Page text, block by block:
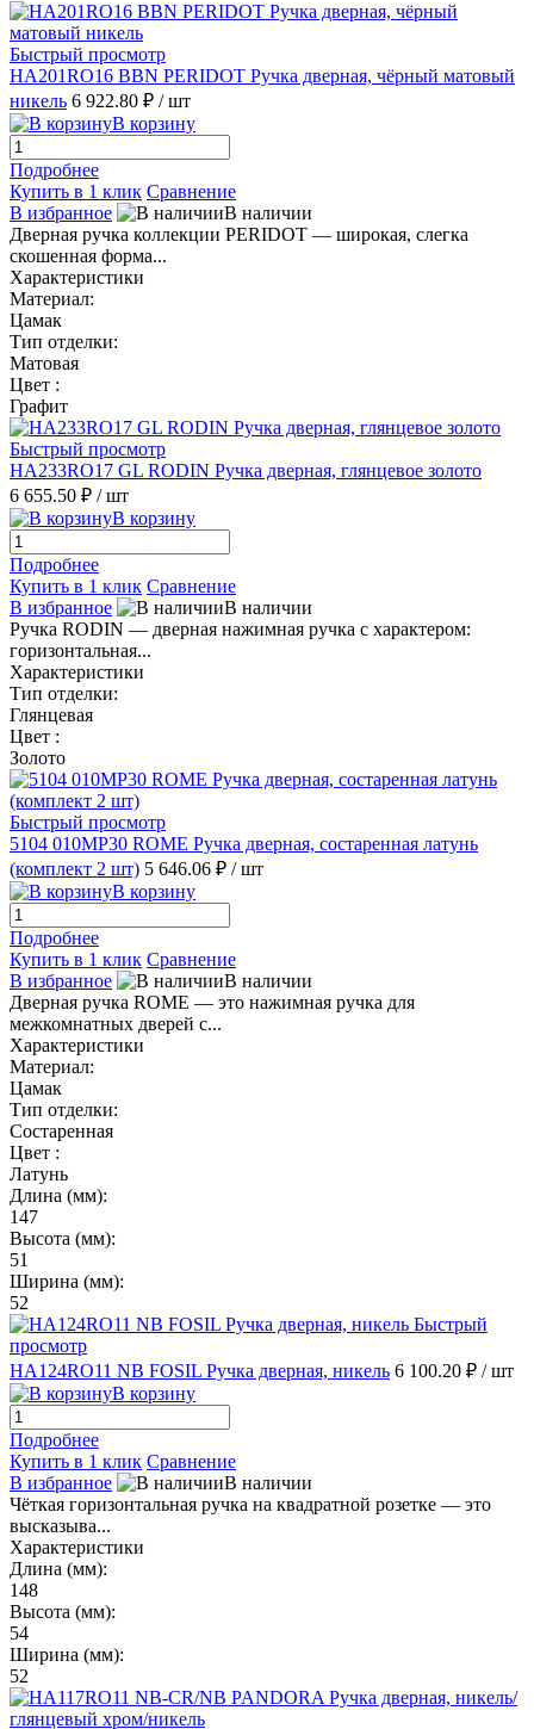
Быстрый просмотр
HA201RO16 BBN PERIDOT Ручка дверная, чёрный матовый
никель 6 922.80 ₽ / шт
В корзину
Подробнее
Купить в 1 клик Сравнение
В избранное
В наличии
Дверная ручка коллекции PERIDOT — широкая, слегка
скошенная форма...
Характеристики
Материал:
Цамак
Тип отделки:
Матовая
Цвет :
Графит
Быстрый просмотр
HA233RO17 GL RODIN Ручка дверная, глянцевое золото
6 655.50 ₽ / шт
В корзину
Подробнее
Купить в 1 клик Сравнение
В избранное
В наличии
Ручка RODIN — дверная нажимная ручка с характером:
горизонтальная...
Характеристики
Тип отделки:
Глянцевая
Цвет :
Золото
Быстрый просмотр
5104 010MP30 ROME Ручка дверная, состаренная латунь
(комплект 2 шт) 5 646.06 ₽ / шт
В корзину
Подробнее
Купить в 1 клик Сравнение
В избранное
В наличии
Дверная ручка ROME — это нажимная ручка для
межкомнатных дверей с...
Характеристики
Материал:
Цамак
Тип отделки:
Состаренная
Цвет :
Латунь
Длина (мм):
147
Высота (мм):
51
Ширина (мм):
52
Быстрый
просмотр
HA124RO11 NB FOSIL Ручка дверная, никель 6 100.20 ₽ / шт
В корзину
Подробнее
Купить в 1 клик Сравнение
В избранное
В наличии
Чёткая горизонтальная ручка на квадратной розетке — это
высказыва...
Характеристики
Длина (мм):
148
Высота (мм):
54
Ширина (мм):
52